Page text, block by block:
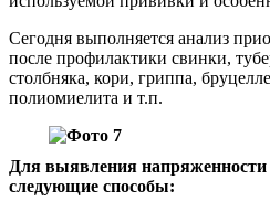
Сегодня выполняется анализ
после профилактики свинки,
столбняка, кори, гриппа,
полиомиелита и т.п.
Для выявления
следующие способы: